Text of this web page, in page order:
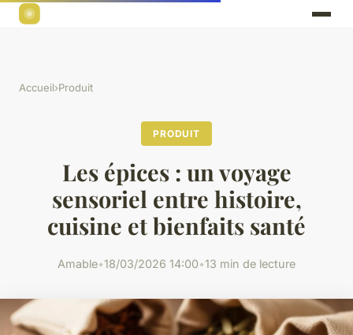
Accueil›Produit
PRODUIT
Les épices : un voyage
sensoriel entre histoire,
cuisine et bienfaits santé
Amable•18/03/2026 14:00•13 min de lecture